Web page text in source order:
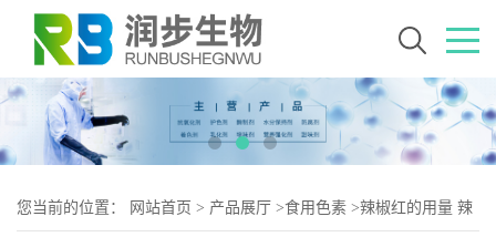
您当前的位置： 网站首页 > 产品展厅 >食用色素 >辣椒红的用量 辣